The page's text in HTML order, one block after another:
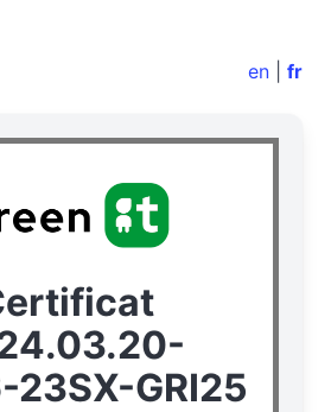
en fr
23SX-GRI25